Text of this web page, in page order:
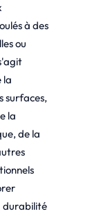
à des
ou
la
surfaces,
la
de la
durabilité